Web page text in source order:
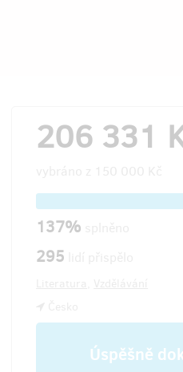
206 331
137%
295
Úspěšně